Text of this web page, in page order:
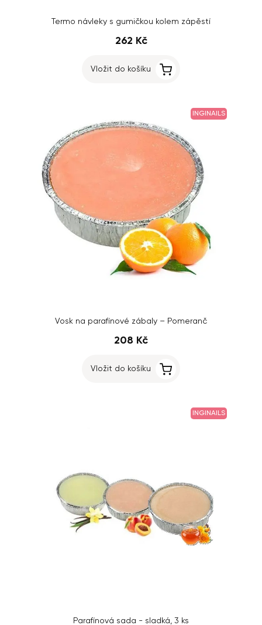
Termo návleky s gumičkou kolem zápěstí
262 Kč
Vložit do košíku
INGINAILS
Vosk na parafínové zábaly – Pomeranč
208 Kč
Vložit do košíku
INGINAILS
Parafínová sada - sladká, 3 ks